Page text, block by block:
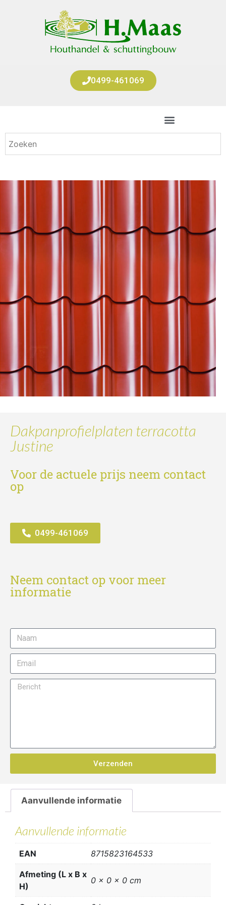
0499-461069
Dakpanprofielplaten terracotta
Justine
Voor de actuele prijs neem contact
op
0499-461069
Neem contact op voor meer
informatie
Verzenden
Aanvullende informatie
Aanvullende informatie
EAN 8715823164533
Afmeting (L x B x
H)
0 x 0 x 0 cm